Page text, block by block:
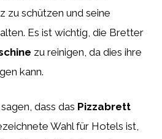
zu schützen und seine
Es ist wichtig, die Bretter
zu reinigen, da dies ihre
kann.
dass das Pizzabrett
Wahl für Hotels ist,